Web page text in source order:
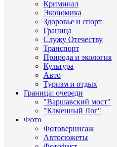
Криминал
Экономика
Здоровье и спорт
Граница
Служу Отечеству
Транспорт
Природа и экология
Культура
Авто
Туризм и отдых
Граница: очереди
"Варшавский мост"
"Каменный Лог"
Фото
Фотовернисаж
Автосюжеты